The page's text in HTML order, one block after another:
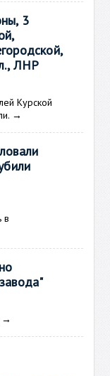
3
ЛНР
Курской
→
в
→